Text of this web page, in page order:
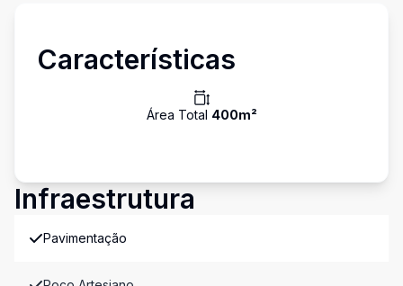
Características
Área Total 400m²
Infraestrutura
Pavimentação